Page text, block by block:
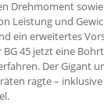
Drehmoment
Leistung und
ein erweitertes
45 jetzt eine
Der Gigant
ragte – inklusive